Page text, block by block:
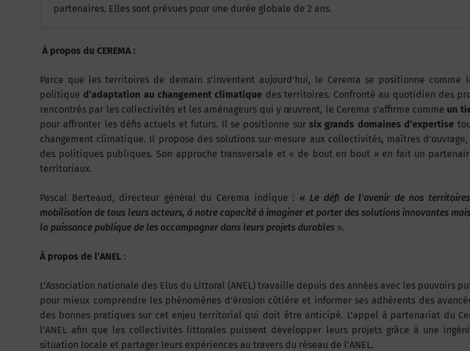
partenaires. Elles sont prévues pour une durée globale de 2 ans.
À propos du CEREMA :
Parce que les territoires de demain s’inventent aujourd’hui, le Cerema se positionne
politiqued’adaptation au changement climatique des territoires. Confronté au quotidien des
rencontrés par les collectivités et les aménageurs qui y œuvrent, le Cerema s’affirme comme un
pour affronter les défis actuels et futurs. Il se positionne sursix grands domaines d’expertise
changement climatique. Il propose des solutions sur-mesure aux collectivités, maîtres
des politiques publiques. Son approche transversale et « de bout en bout » en fait un
territoriaux.
Pascal Berteaud, directeur général du Cerema indique : « Le défi de l’avenir de nos
mobilisation de tous leurs acteurs, à notre capacité à imaginer et porter des solutions innovantes
la puissance publique de les accompagner dans leurs projets durables ».
À propos de l’ANEL :
L’Association nationale des Elus du Littoral (ANEL) travaille depuis des années avec les pouvoirs
pour mieux comprendre les phénomènes d’érosion côtière et informer ses adhérents des
des bonnes pratiques sur cet enjeu territorial qui doit être anticipé. L’appel à partenariat du
l’ANEL afin que les collectivités littorales puissent développer leurs projets grâce à une
situation locale et partager leurs expériences au travers du réseau de l’ANEL.